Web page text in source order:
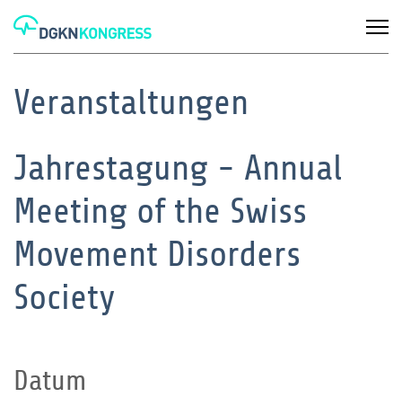
Veranstaltungen
Jahrestagung - Annual
Meeting of the Swiss
Movement Disorders
Society
Datum